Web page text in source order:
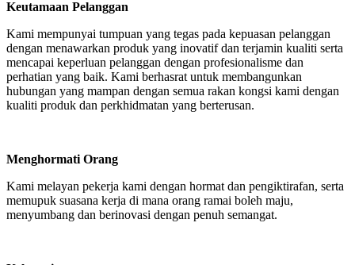
Keutamaan Pelanggan
Kami mempunyai tumpuan yang tegas pada kepuasan pelanggan
dengan menawarkan produk yang inovatif dan terjamin kualiti serta
mencapai keperluan pelanggan dengan profesionalisme dan
perhatian yang baik. Kami berhasrat untuk membangunkan
hubungan yang mampan dengan semua rakan kongsi kami dengan
kualiti produk dan perkhidmatan yang berterusan.
Menghormati Orang
Kami melayan pekerja kami dengan hormat dan pengiktirafan, serta
memupuk suasana kerja di mana orang ramai boleh maju,
menyumbang dan berinovasi dengan penuh semangat.